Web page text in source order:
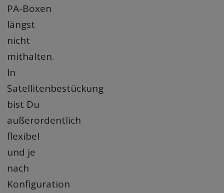
PA-Boxen
längst
nicht
mithalten.
In
Satellitenbestückung
bist Du
außerordentlich
flexibel
und je
nach
Konfiguration